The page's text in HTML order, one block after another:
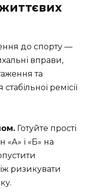
до спорту —
вправи,
та
ремісії
Готуйте прості
«А» і «Б» на
ризикувати